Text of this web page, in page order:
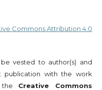
Commons Attribution 4.0
vested to author(s) and
publication with the work
the Creative Commons